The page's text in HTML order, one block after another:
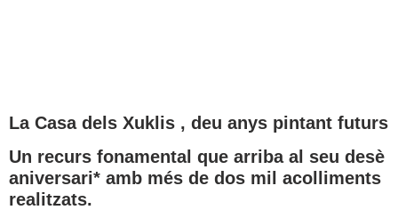
La Casa dels Xuklis , deu anys pintant futurs
Un recurs fonamental que arriba al seu desè
aniversari* amb més de dos mil acolliments
realitzats.